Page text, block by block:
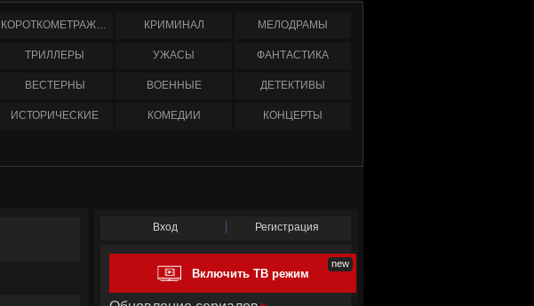
КОРОТКОМЕТРАЖНЫЕ КРИМИНАЛ МЕЛОДРАМЫ
ТРИЛЛЕРЫ УЖАСЫ ФАНТАСТИКА
ВЕСТЕРНЫ ВОЕННЫЕ ДЕТЕКТИВЫ
ИСТОРИЧЕСКИЕ КОМЕДИИ КОНЦЕРТЫ
Вход Регистрация
Включить ТВ режим